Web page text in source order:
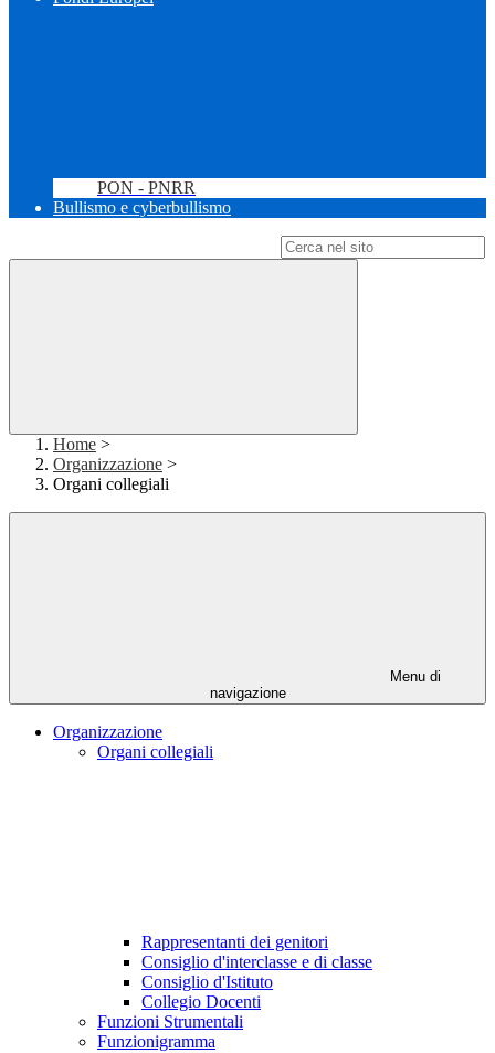
PON - PNRR
Bullismo e cyberbullismo
Home >
Organizzazione >
Organi collegiali
Menu di
navigazione
Organizzazione
Organi collegiali
Rappresentanti dei genitori
Consiglio d'interclasse e di classe
Consiglio d'Istituto
Collegio Docenti
Funzioni Strumentali
Funzionigramma